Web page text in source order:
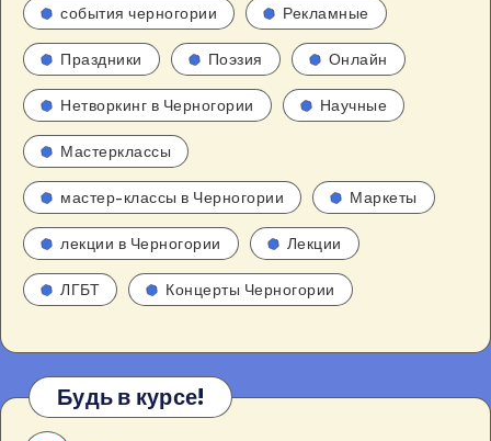
события черногории Рекламные
Праздники Поэзия Онлайн
Нетворкинг в Черногории Научные
Мастерклассы
мастер-классы в Черногории Маркеты
лекции в Черногории Лекции
ЛГБТ Концерты Черногории
Будь в курсе!